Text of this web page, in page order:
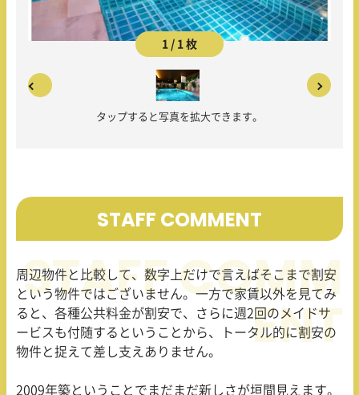
1 / 1 枚
タップすると写真を拡大できます。
STAFF COMMENT
周辺物件と比較して、数字上だけで言えばそこまで割安
という物件ではございません。一方で家賃以外を見てみ
ると、各種公共料金が割安で、さらに週2 回のメイドサ
ービスも付随するということから、トータル的に割安の
物件と捉えて差し支えありません。
2009年築ということでまだまだ新しさが垣間見えます。